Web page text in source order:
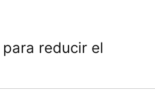
reducir el